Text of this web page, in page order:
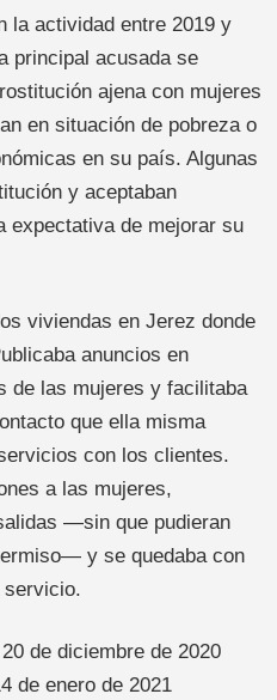
la actividad entre 2019 y
principal acusada se
ajena con mujeres
en situación de pobreza o
en su país. Algunas
y aceptaban
expectativa de mejorar su
viviendas en Jerez donde
anuncios en
de las mujeres y facilitaba
que ella misma
con los clientes.
a las mujeres,
—sin que pudieran
y se quedaba con
servicio.
de diciembre de 2020
de enero de 2021